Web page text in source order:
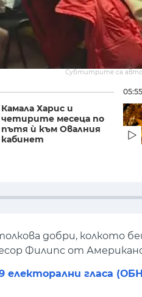
Субтитрите са
Камала Харис и
четирите месеца по
пътя ѝ към Овалния
кабинет
добри, колкото
Филипс от
електорални гласа